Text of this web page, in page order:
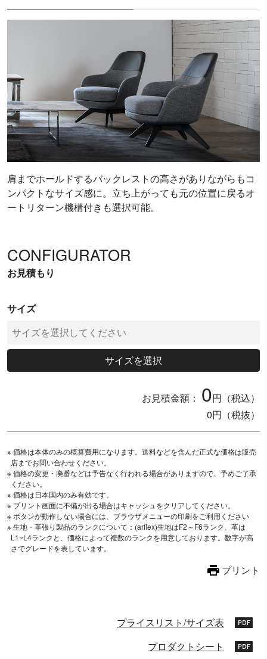
肩までホールドするバックレストの高さがありながらもコ
ンパクトなサイズ感に。立ち上がっても元の位置に戻るオ
ートリターン機構付きも選択可能。
CONFIGURATOR
お見積もり
サイズ
サイズを選択
お見積金額： 0円（税込）
0円（税抜）
※ 価格は本体のみの概算費用になります。送料などを含んだ正式な価格は販売
店までお問い合わせください。
※ 価格の変更・廃番などは予告なく行われる場合がありますので、予めご了承
ください。
※ 価格は日本国内のみ有効です。
※ プリント画面に不備が出る場合はキャッシュをクリアしてください。
※ ボタンが動作しない場合には、ブラウザメニューの印刷をご利用ください
※ 生地・革張り製品のランクについて：(arflex)生地はF2～F6ランク、革は
L1~L4ランクと、価格によって複数のランクを用意しております。数字が高
さでグレードを表しています。
プリント
プライスリスト/サイズ表
プロダクトシート